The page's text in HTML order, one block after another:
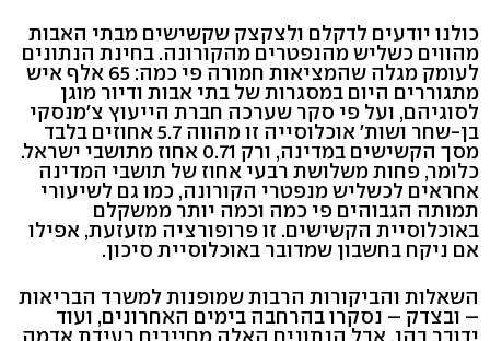
כולנו יודעים לדקלם ולצקצק שקשישים מבתי האבות
מהווים כשליש מהנפטרים מהקורונה. בחינת הנתונים
לעומק מגלה שהמציאות חמורה פי כמה: 65 אלף איש
מתגוררים היום במסגרות של בתי אבות ודיור מוגן
לסוגיהם, ועל פי סקר שערכה חברת הייעוץ צ'מנסקי
בן-שחר ושות' אוכלוסייה זו מהווה 5.7 אחוזים בלבד
מסך הקשישים במדינה, ורק 0.71 אחוז מתושבי ישראל.
כלומר, פחות משלושת רבעי אחוז של תושבי המדינה
אחראים לכשליש מנפטרי הקורונה, כמו גם לשיעורי
תמותה הגבוהים פי כמה וכמה יותר ממשקלם
באוכלוסיית הקשישים. זו פרופורציה מזעזעת, אפילו
אם ניקח בחשבון שמדובר באוכלוסיית סיכון.
השאלות והביקורות הרבות שמופנות למשרד הבריאות
– ובצדק – נסקרו בהרחבה בימים האחרונים, ועוד
ידובר בהן. אבל הנתונים האלה מחייבים רעידת אדמה